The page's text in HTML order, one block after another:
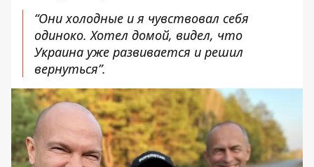
“Они холодные и я чувствовал себя
одиноко. Хотел домой, видел, что
Украина уже развивается и решил
вернуться”.